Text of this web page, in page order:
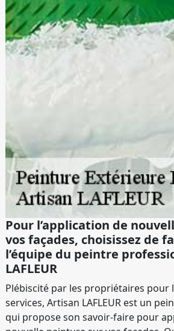
Pour l’application de
vos façades, choisissez de
l’équipe du peintre
LAFLEUR
Plébiscité par les propriétaires pour
services, Artisan LAFLEUR est un
qui propose son savoir-faire pour